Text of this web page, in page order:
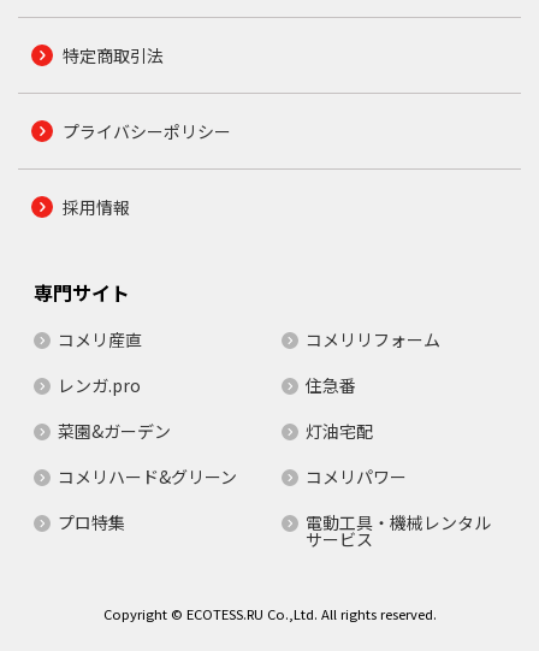
特定商取引法
プライバシーポリシー
採用情報
専門サイト
コメリ産直
コメリリフォーム
レンガ.pro
住急番
菜園&ガーデン
灯油宅配
コメリハード&グリーン
コメリパワー
プロ特集
電動工具・機械レンタル
サービス
Copyright © ECOTESS.RU Co.,Ltd. All rights reserved.